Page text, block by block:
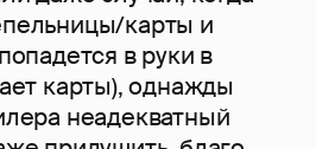
карты и
в руки в
карты), однажды
неадекватный